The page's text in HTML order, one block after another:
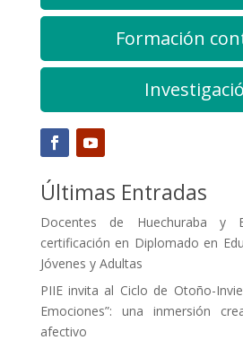
Formación
Últimas Entradas
Docentes de Huechuraba y
certificación en Diplomado en
Jóvenes y Adultas
PIIE invita al Ciclo de Otoño-
Emociones”: una inmersión
afectivo